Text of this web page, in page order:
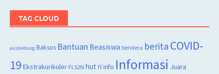
TAG CLOUD
ausbildung Baksos Bantuan Beasiswa bendera berita COVID-
19 Ekstrakurikuler FLS2N hut ri info Informasi Juara